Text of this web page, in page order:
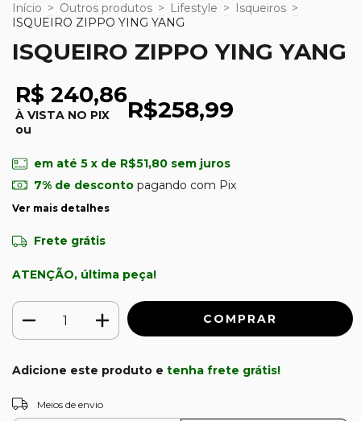
Início > Outros produtos > Lifestyle > Isqueiros >
ISQUEIRO ZIPPO YING YANG
ISQUEIRO ZIPPO YING YANG
R$ 240,86
À VISTA NO PIX
ou
R$258,99
em até 5 x de R$51,80 sem juros
7% de descontopagando com Pix
Ver mais detalhes
Frete grátis
ATENÇÃO, última peça!
Adicione este produto e tenha frete grátis!
Entregas para o CEP:
Meios de envio